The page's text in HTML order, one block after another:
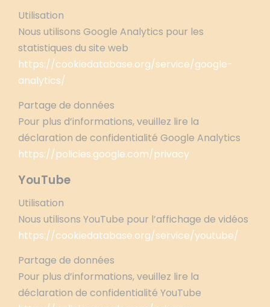
Utilisation
Nous utilisons Google Analytics pour les
statistiques du site web
https://cookiedatabase.org/service/google-
analytics/
Partage de données
Pour plus d’informations, veuillez lire la
déclaration de confidentialité Google Analytics
https://policies.google.com/privacy
YouTube
Utilisation
Nous utilisons YouTube pour l’affichage de vidéos
https://cookiedatabase.org/service/youtube/
Partage de données
Pour plus d’informations, veuillez lire la
déclaration de confidentialité YouTube